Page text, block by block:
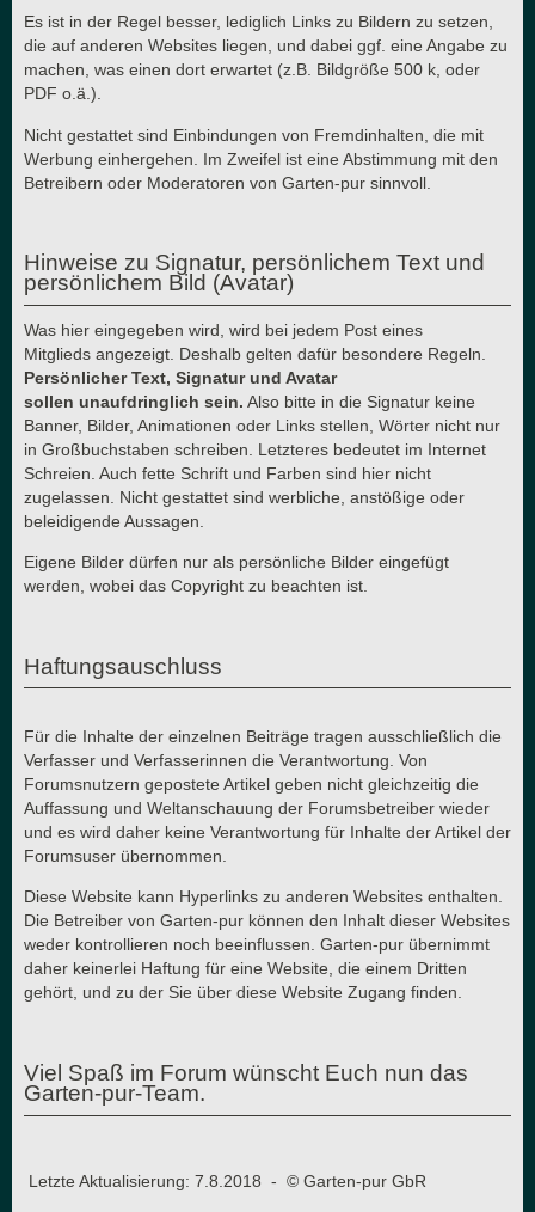
Es ist in der Regel besser, lediglich Links zu Bildern zu setzen,
die auf anderen Websites liegen, und dabei ggf. eine Angabe zu
machen, was einen dort erwartet (z.B. Bildgröße 500 k, oder
PDF o.ä.).
Nicht gestattet sind Einbindungen von Fremdinhalten, die mit
Werbung einhergehen. Im Zweifel ist eine Abstimmung mit den
Betreibern oder Moderatoren von Garten-pur sinnvoll.
Hinweise zu Signatur, persönlichem Text und
persönlichem Bild (Avatar)
Was hier eingegeben wird, wird bei jedem Post eines
Mitglieds angezeigt. Deshalb gelten dafür besondere Regeln.
Persönlicher Text, Signatur und Avatar
sollen unaufdringlich sein. Also bitte in die Signatur keine
Banner, Bilder, Animationen oder Links stellen, Wörter nicht nur
in Großbuchstaben schreiben. Letzteres bedeutet im Internet
Schreien. Auch fette Schrift und Farben sind hier nicht
zugelassen. Nicht gestattet sind werbliche, anstößige oder
beleidigende Aussagen.
Eigene Bilder dürfen nur als persönliche Bilder eingefügt
werden, wobei das Copyright zu beachten ist.
Haftungsauschluss
Für die Inhalte der einzelnen Beiträge tragen ausschließlich die
Verfasser und Verfasserinnen die Verantwortung. Von
Forumsnutzern gepostete Artikel geben nicht gleichzeitig die
Auffassung und Weltanschauung der Forumsbetreiber wieder
und es wird daher keine Verantwortung für Inhalte der Artikel der
Forumsuser übernommen.
Diese Website kann Hyperlinks zu anderen Websites enthalten.
Die Betreiber von Garten-pur können den Inhalt dieser Websites
weder kontrollieren noch beeinflussen. Garten-pur übernimmt
daher keinerlei Haftung für eine Website, die einem Dritten
gehört, und zu der Sie über diese Website Zugang finden.
Viel Spaß im Forum wünscht Euch nun das
Garten-pur-Team.
Letzte Aktualisierung: 7.8.2018 - © Garten-pur GbR